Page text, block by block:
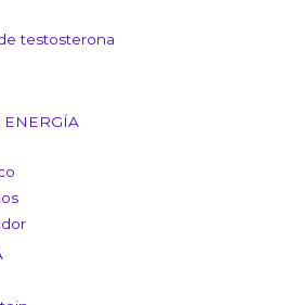
testosterona
ENERGÍA